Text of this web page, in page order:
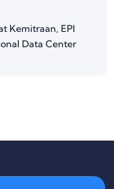
Kemitraan, EPI
Data Center